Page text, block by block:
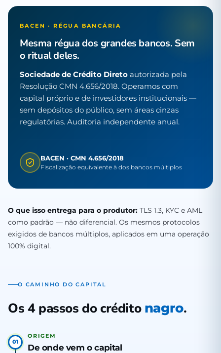
BACEN · RÉGUA BANCÁRIA
Mesma régua dos grandes bancos. Sem
o ritual deles.
Sociedade de Crédito Direto autorizada pela
Resolução CMN 4.656/2018. Operamos com
capital próprio e de investidores institucionais —
sem depósitos do público, sem áreas cinzas
regulatórias. Auditoria independente anual.
BACEN · CMN 4.656/2018
Fiscalização equivalente à dos bancos múltiplos
O que isso entrega para o produtor: TLS 1.3, KYC e AML
como padrão — não diferencial. Os mesmos protocolos
exigidos de bancos múltiplos, aplicados em uma operação
100% digital.
O CAMINHO DO CAPITAL
Os 4 passos do crédito nagro.
01
ORIGEM
De onde vem o capital